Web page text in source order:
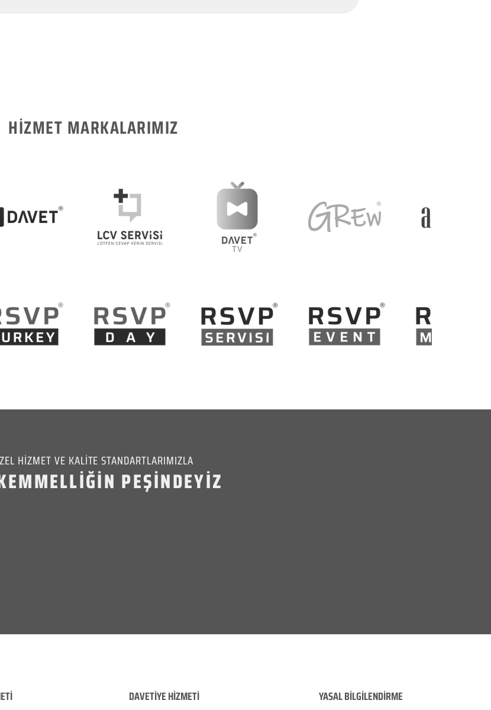
HİZMET MARKALARIMIZ
HİZMET VE KALİTE STANDARTLARIMIZLA
PEŞİNDEYİZ
DAVETİYE HİZMETİ YASAL BİLGİLENDİRME